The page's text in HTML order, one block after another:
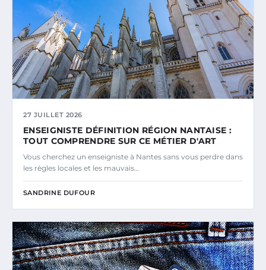
27 JUILLET 2026
ENSEIGNISTE DÉFINITION RÉGION NANTAISE :
TOUT COMPRENDRE SUR CE MÉTIER D'ART
Vous cherchez un enseigniste à Nantes sans vous perdre dans
les règles locales et les mauvais…
SANDRINE DUFOUR